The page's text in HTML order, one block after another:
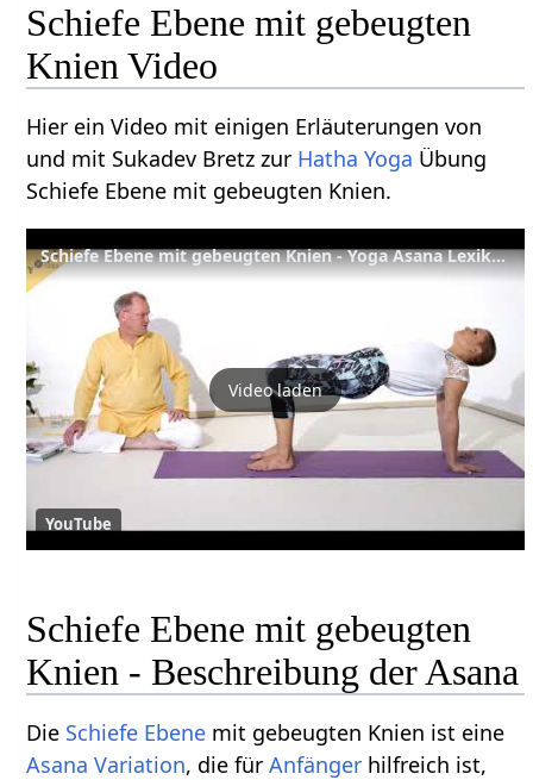
Schiefe Ebene mit gebeugten
Knien Video
Hier ein Video mit einigen Erläuterungen von
und mit Sukadev Bretz zur Hatha Yoga Übung
Schiefe Ebene mit gebeugten Knien.
Schiefe Ebene mit gebeugten Knien - Yoga Asana Lexikon
Video laden
YouTube
Schiefe Ebene mit gebeugten
Knien - Beschreibung der Asana
Die Schiefe Ebene mit gebeugten Knien ist eine
Asana Variation, die fürAnfänger hilfreich ist,